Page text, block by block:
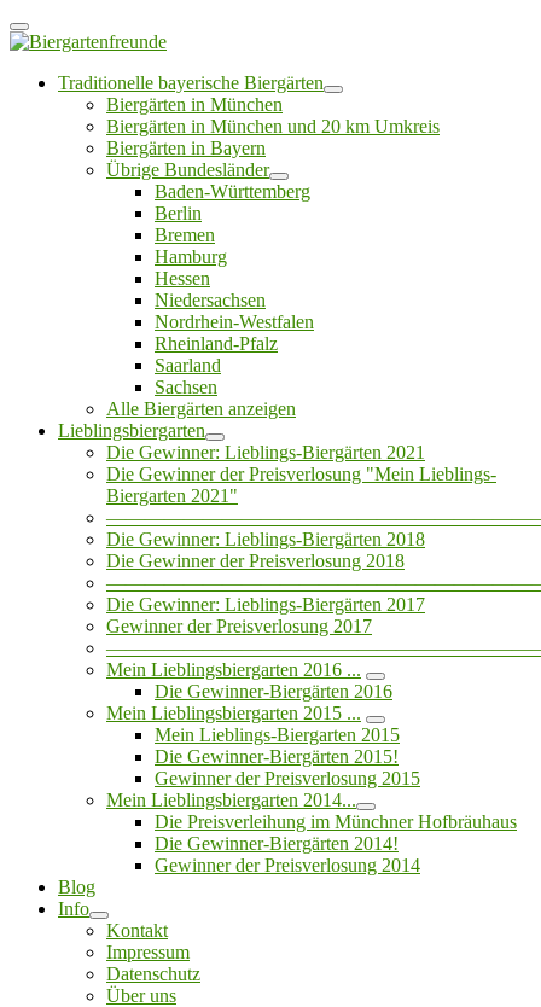
Traditionelle bayerische Biergärten
Biergärten in München
Biergärten in München und 20 km Umkreis
Biergärten in Bayern
Übrige Bundesländer
Baden-Württemberg
Berlin
Bremen
Hamburg
Hessen
Niedersachsen
Nordrhein-Westfalen
Rheinland-Pfalz
Saarland
Sachsen
Alle Biergärten anzeigen
Lieblingsbiergarten
Die Gewinner: Lieblings-Biergärten 2021
Die Gewinner der Preisverlosung "Mein Lieblings-
Biergarten 2021"
Die Gewinner: Lieblings-Biergärten 2018
Die Gewinner der Preisverlosung 2018
Die Gewinner: Lieblings-Biergärten 2017
Gewinner der Preisverlosung 2017
Mein Lieblingsbiergarten 2016 ...
Die Gewinner-Biergärten 2016
Mein Lieblingsbiergarten 2015 ...
Mein Lieblings-Biergarten 2015
Die Gewinner-Biergärten 2015!
Gewinner der Preisverlosung 2015
Mein Lieblingsbiergarten 2014...
Die Preisverleihung im Münchner Hofbräuhaus
Die Gewinner-Biergärten 2014!
Gewinner der Preisverlosung 2014
Blog
Info
Kontakt
Impressum
Datenschutz
Über uns